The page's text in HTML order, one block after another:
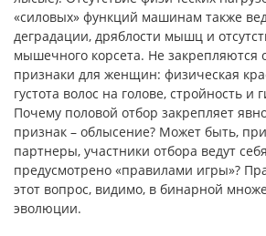
«силовых» функций машинам также
деградации, дряблости мышц и
мышечного корсета. Не закрепляются
признаки для женщин: физическая
густота волос на голове, стройность и
Почему половой отбор закрепляет
признак – облысение? Может быть,
партнеры, участники отбора ведут
предусмотрено «правилами игры»?
этот вопрос, видимо, в бинарной
эволюции.